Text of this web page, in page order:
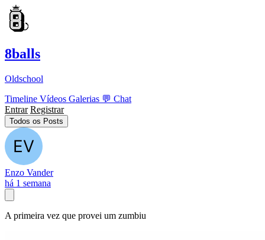
8balls
Oldschool
Timeline Vídeos Galerias 💬 Chat
Entrar Registrar
Todos os Posts
Enzo Vander
há 1 semana
A primeira vez que provei um zumbiu